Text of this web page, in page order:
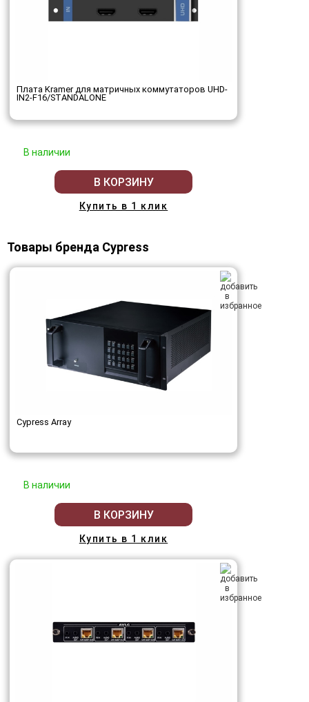
Плата Kramer для матричных коммутаторов UHD-
IN2-F16/STANDALONE
В наличии
В КОРЗИНУ
Купить в 1 клик
Товары бренда Cypress
Cypress Array
В наличии
В КОРЗИНУ
Купить в 1 клик